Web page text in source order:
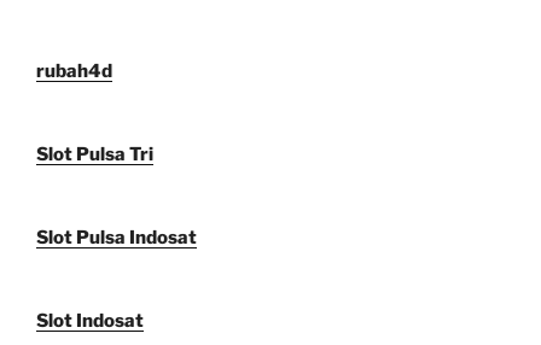
rubah4d
Slot Pulsa Tri
Slot Pulsa Indosat
Slot Indosat